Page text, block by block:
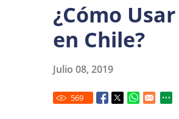
¿Cómo
en Chile?
Julio 08, 2019
569